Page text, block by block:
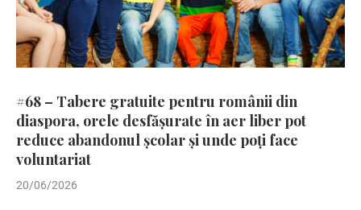
#68 – Tabere gratuite pentru românii din
diaspora, orele desfășurate în aer liber pot
reduce abandonul școlar și unde poți face
voluntariat
20/06/2026